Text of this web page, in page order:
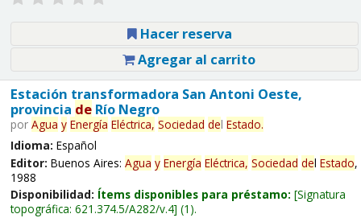
Hacer reserva
Agregar al carrito
Estación transformadora San Antoni Oeste,
provincia deRío Negro
por Agua y Energía Eléctrica, Sociedad del Estado.
Idioma: Español
Editor: Buenos Aires: Agua y Energía Eléctrica, Sociedad del Estado,
1988
Disponibilidad: Ítems disponibles para préstamo: Signatura
topográfica: 621.374.5/A282/v.4 (1).